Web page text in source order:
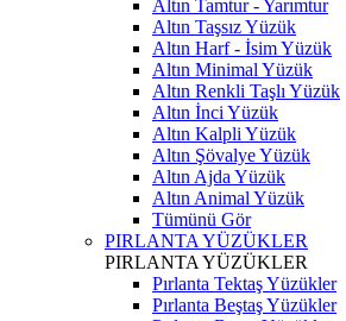
Altın Tamtur - Yarımtur
Altın Taşsız Yüzük
Altın Harf - İsim Yüzük
Altın Minimal Yüzük
Altın Renkli Taşlı Yüzük
Altın İnci Yüzük
Altın Kalpli Yüzük
Altın Şövalye Yüzük
Altın Ajda Yüzük
Altın Animal Yüzük
Tümünü Gör
PIRLANTA YÜZÜKLER
PIRLANTA YÜZÜKLER
Pırlanta Tektaş Yüzükler
Pırlanta Beştaş Yüzükler